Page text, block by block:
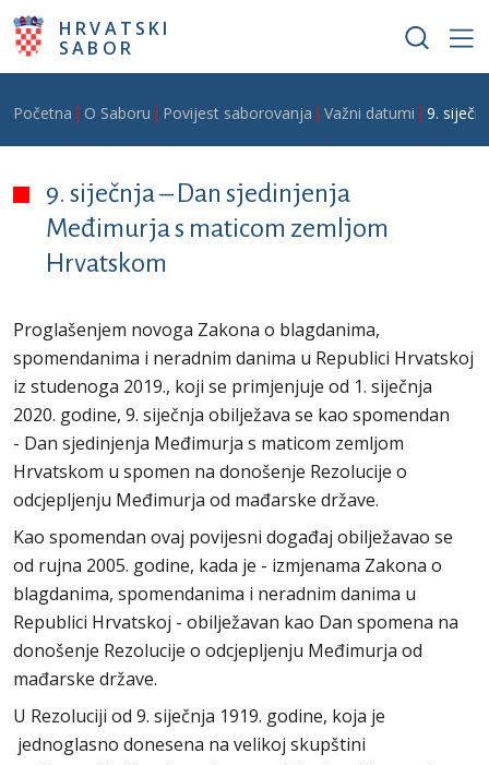
Skoči na glavni sadržaj
HRVATSKI
SABOR
Breadcrumb
Početna O Saboru Povijest saborovanja Važni datumi 9.
9. siječnja – Dan sjedinjenja
Međimurja s maticom zemljom
Hrvatskom
Proglašenjem novoga Zakona o blagdanima,
spomendanima i neradnim danima u Republici Hrvatskoj
iz studenoga 2019., koji se primjenjuje od 1. siječnja
2020. godine, 9. siječnja obilježava se kao spomendan
- Dan sjedinjenja Međimurja s maticom zemljom
Hrvatskom u spomen na donošenje Rezolucije o
odcjepljenju Međimurja od mađarske države.
Kao spomendan ovaj povijesni događaj obilježavao se
od rujna 2005. godine, kada je - izmjenama Zakona o
blagdanima, spomendanima i neradnim danima u
Republici Hrvatskoj - obilježavan kao Dan spomena na
donošenje Rezolucije o odcjepljenju Međimurja od
mađarske države.
U Rezoluciji od 9. siječnja 1919. godine, koja je
jednoglasno donesena na velikoj skupštini